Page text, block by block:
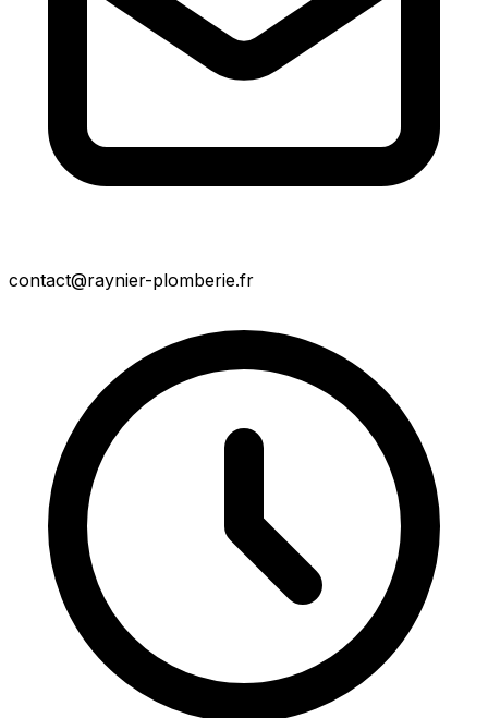
contact@raynier-plomberie.fr